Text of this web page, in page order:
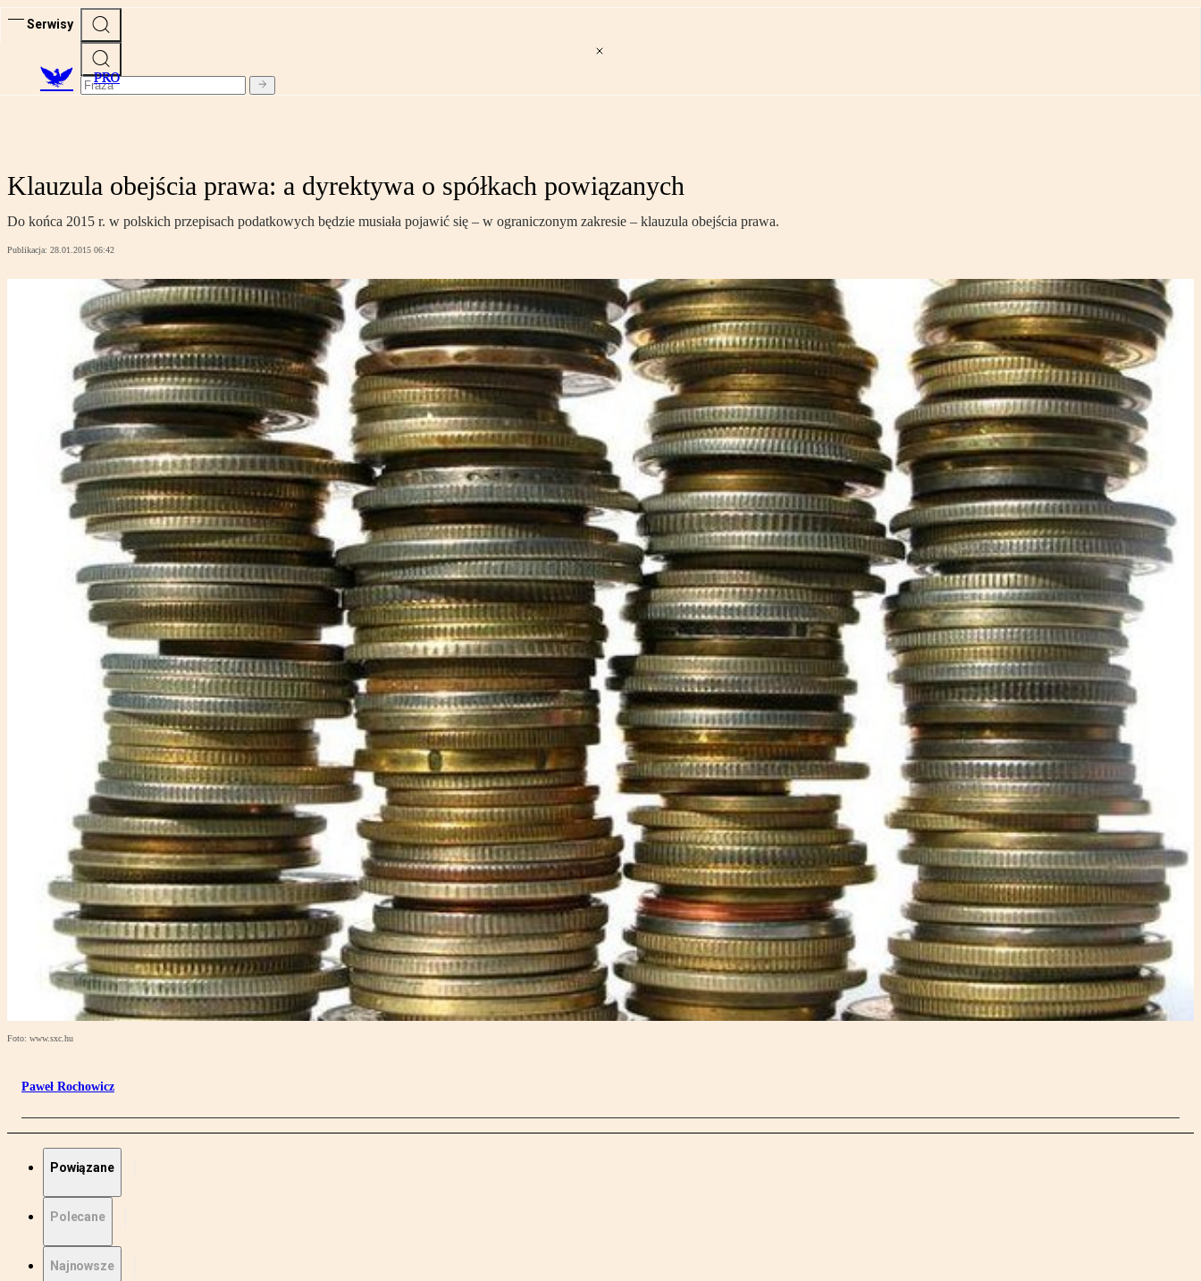
Serwisy
PRO
Klauzula obejścia prawa: a dyrektywa o spółkach powiązanych
Do końca 2015 r. w polskich przepisach podatkowych będzie musiała pojawić się – w ograniczonym zakresie – klauzula obejścia prawa.
Publikacja: 28.01.2015 06:42
Foto: www.sxc.hu
Paweł Rochowicz
Powiązane
Polecane
Najnowsze